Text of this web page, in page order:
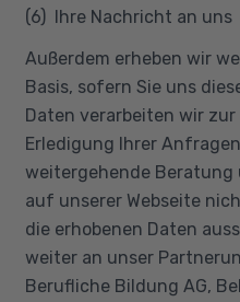
(6) Ihre Nachricht an uns
Außerdem erheben wir
Basis, sofern Sie uns
Daten verarbeiten wir
Erledigung Ihrer
weitergehende Beratung
auf unserer Webseite
die erhobenen Daten
weiter an unser
Berufliche Bildung AG,